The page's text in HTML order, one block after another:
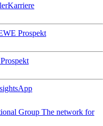
Karriere
Prospekt
App
Group The network for